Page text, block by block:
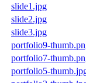
slide1.jpg
slide2.jpg
slide3.jpg
portfolio9-
portfolio7-
portfolio5-